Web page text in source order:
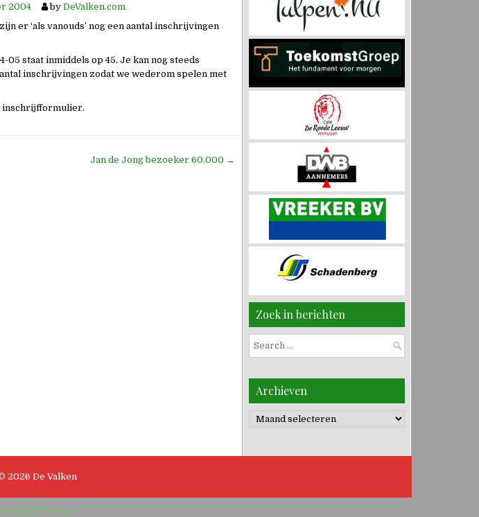
2004 by DeValken.com
er ‘als vanouds’ nog een aantal inschrijvingen
staat inmiddels op 45. Je kan nog steeds
inschrijvingen zodat we wederom spelen met
inschrijfformulier.
Jan de Jong bezoeker 60.000 →
Zoek in berichten
Search
for:
Archieven
Archieven
2026 De Valken